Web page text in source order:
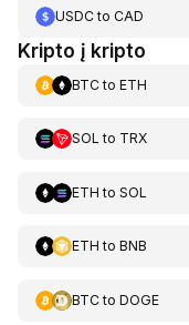
USDCto CAD
Kripto į kripto
BTCto ETH
SOL to TRX
ETH to SOL
ETH to BNB
BTCto DOGE